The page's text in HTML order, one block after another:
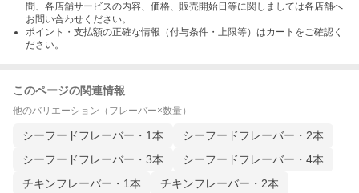
問、各店舗サービスの内容、価格、販売開始日等に関しましては各店舗へ
お問い合わせください。
ポイント・支払額の正確な情報（付与条件・上限等）はカートをご確認く
ださい。
このページの関連情報
他のバリエーション（フレーバー×数量）
シーフードフレーバー・1本
シーフードフレーバー・2本
シーフードフレーバー・3本
シーフードフレーバー・4本
チキンフレーバー・1本
チキンフレーバー・2本